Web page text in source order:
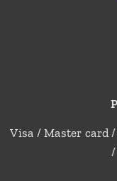
Visa / Master card